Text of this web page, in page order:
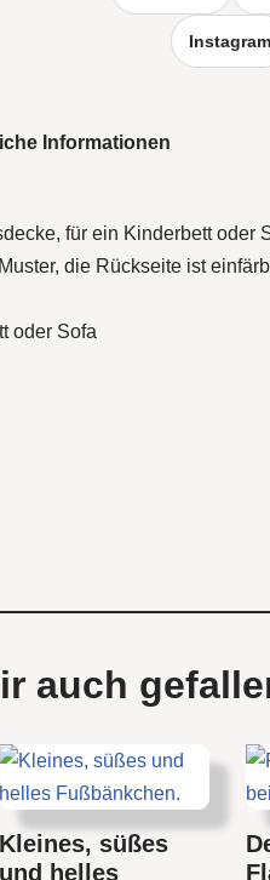
Instagram
Informationen
für ein Kinderbett oder
die Rückseite ist
oder Sofa
auch
Kleines, süßes
und helles